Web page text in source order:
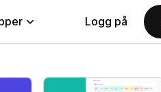
Logg på